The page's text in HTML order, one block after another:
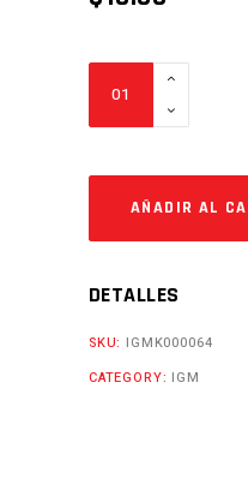
GUARDAFANGO
Cantidad
AÑADIR AL
DETALLES
SKU: IGMK000064
CATEGORY: IGM